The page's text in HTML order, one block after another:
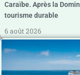
Caraïbe. Après la
tourisme durable
6 août 2026